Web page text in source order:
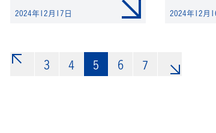
2024年12月17日 2024年12月
3 4 5 6 7